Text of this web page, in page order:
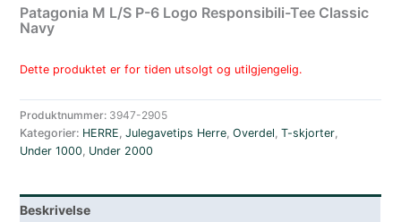
Patagonia M L/S P-6 Logo Responsibili-Tee Classic
Navy
Dette produktet er for tiden utsolgt og utilgjengelig.
Produktnummer: 3947-2905
Kategorier: HERRE ,Julegavetips Herre ,Overdel ,T-skjorter
Under 1000 Under 2000
Beskrivelse